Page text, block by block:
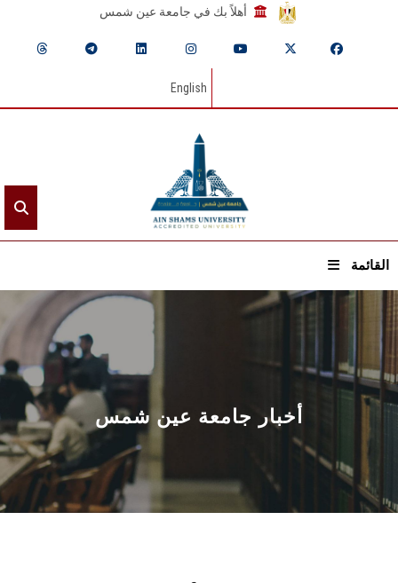
أهلاً بك في جامعة عين شمس
English
القائمة
الرئيسيـة
عن الجامعة
القطاعـات
الشئون الأكاديمية
البحث العلمي
أخبار جامعة عين شمس